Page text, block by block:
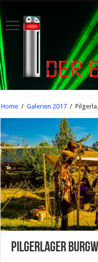
Home / Galerien 2017 /
Pilgerlager